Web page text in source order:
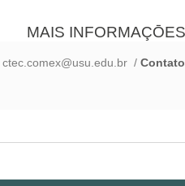
MAIS INFORMAÇŌES
ctec.comex@usu.edu.br /